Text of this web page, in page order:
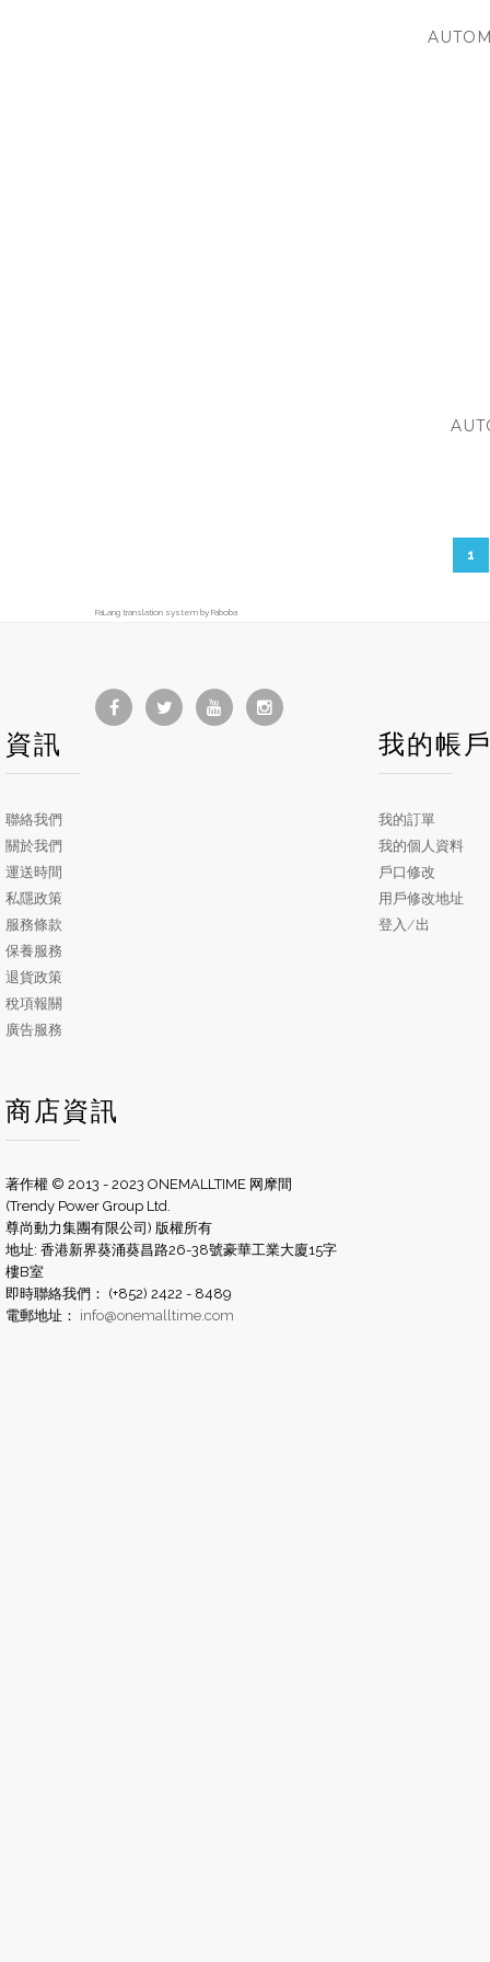
1
FaLang translation system by Faboba
資訊
聯絡我們
關於我們
運送時間
私隱政策
服務條款
保養服務
退貨政策
稅項報關
廣告服務
商店資訊
著作權 © 2013 - 2023 ONEMALLTIME 网摩間
(Trendy Power Group Ltd.
尊尚動力集團有限公司) 版權所有
地址: 香港新界葵涌葵昌路26-38號豪華工業大廈15字
樓B室
即時聯絡我們： (+852) 2422 - 8489
電郵地址： info@onemalltime.com
我的帳戶
我的訂單
我的個人資料
戶口修改
用戶修改地址
登入/出